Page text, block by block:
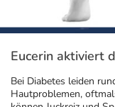
Diabetes
Geschenkideen
Fragen und
5% Extra Cash
Eucerin aktiviert
Bei Diabetes leiden
Hautproblemen,